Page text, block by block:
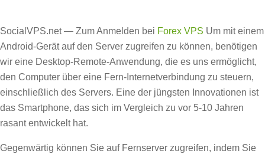
SocialVPS.net — Zum Anmelden bei Forex VPS Um mit einem
Android-Gerät auf den Server zugreifen zu können, benötigen
wir eine Desktop-Remote-Anwendung, die es uns ermöglicht,
den Computer über eine Fern-Internetverbindung zu steuern,
einschließlich des Servers. Eine der jüngsten Innovationen ist
das Smartphone, das sich im Vergleich zu vor 5-10 Jahren
rasant entwickelt hat.
Gegenwärtig können Sie auf Fernserver zugreifen, indem Sie